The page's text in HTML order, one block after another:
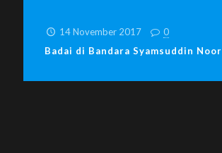
14 November 2017
0
Badai di Bandara Syamsuddin Noor